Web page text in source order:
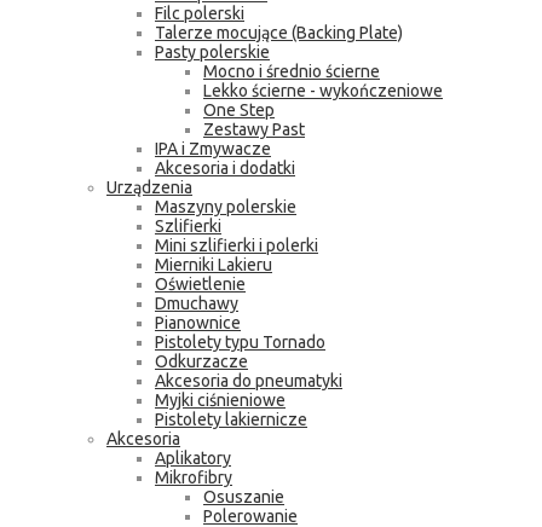
Filc polerski
Talerze mocujące (Backing Plate)
Pasty polerskie
Mocno i średnio ścierne
Lekko ścierne - wykończeniowe
One Step
Zestawy Past
IPA i Zmywacze
Akcesoria i dodatki
Urządzenia
Maszyny polerskie
Szlifierki
Mini szlifierki i polerki
Mierniki Lakieru
Oświetlenie
Dmuchawy
Pianownice
Pistolety typu Tornado
Odkurzacze
Akcesoria do pneumatyki
Myjki ciśnieniowe
Pistolety lakiernicze
Akcesoria
Aplikatory
Mikrofibry
Osuszanie
Polerowanie